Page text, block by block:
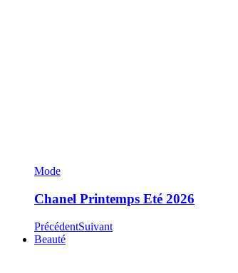
Mode
Chanel Printemps Eté 2026
PrécédentSuivant
Beauté